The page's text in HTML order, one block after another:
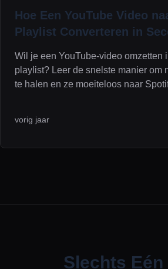
Hoe Een YouTube Video
Playlist Converteren in
Wil je een YouTube-video omzetten
playlist? Leer de snelste manier om
te halen en ze moeiteloos naar
vorig jaar
Slechts